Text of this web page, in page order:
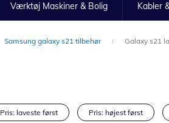
Værktøj Maskiner & Bolig Kabler
Samsung galaxy s21 tilbehør Galaxy s21
Pris: laveste først Pris: højest først